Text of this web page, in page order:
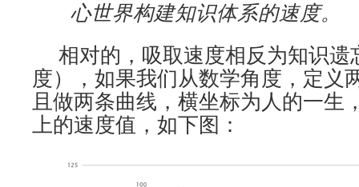
心世界构建知识体系的速度。
相对的，吸取速度相反为知识遗
度），如果我们从数学角度，定义
且做两条曲线，横坐标为人的一生
上的速度值，如下图：